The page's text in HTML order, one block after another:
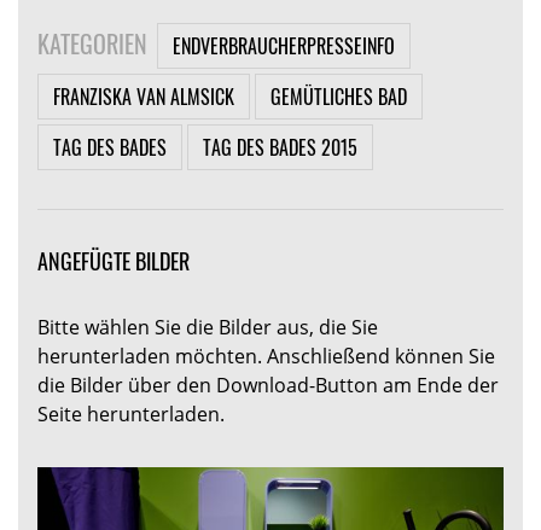
KATEGORIEN
ENDVERBRAUCHERPRESSEINFO
FRANZISKA VAN ALMSICK
GEMÜTLICHES BAD
TAG DES BADES
TAG DES BADES 2015
ANGEFÜGTE BILDER
Bitte wählen Sie die Bilder aus, die Sie
herunterladen möchten. Anschließend können Sie
die Bilder über den Download-Button am Ende der
Seite herunterladen.